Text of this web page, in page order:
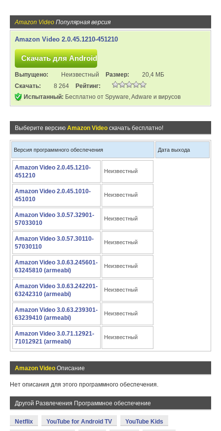
Amazon Video Популярная версия
Amazon Video 2.0.45.1210-451210
Выпущено: Неизвестный Размер:
20,4 МБ
Скачать:
8 264
Рейтинг:
Испытанный: Бесплатно от Spyware, Adware и вирусов
Выберите версию Amazon Video скачать бесплатно!
Версия программного обеспечения Дата выхода
Amazon Video 2.0.45.1210-
451210
Неизвестный
Amazon Video 2.0.45.1010-
451010
Неизвестный
Amazon Video 3.0.57.32901-
57033010
Неизвестный
Amazon Video 3.0.57.30110-
57030110
Неизвестный
Amazon Video 3.0.63.245601-
63245810 (armeabi)
Неизвестный
Amazon Video 3.0.63.242201-
63242310 (armeabi)
Неизвестный
Amazon Video 3.0.63.239301-
63239410 (armeabi)
Неизвестный
Amazon Video 3.0.71.12921-
71012921 (armeabi)
Неизвестный
Amazon Video Описание
Нет описания для этого программного обеспечения.
Другой Развлечения Программное обеспечение
Netflix YouTube for Android TV YouTube Kids